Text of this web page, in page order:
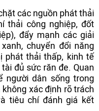
các nguồn phát thải
thải công nghiệp, đốt
đẩy mạnh các giải
chuyển đổi năng
phát thải thấp, kinh tế
đủ sức răn đe. Quan
người dân sống trong
xác định rõ trách
tiêu chí đánh giá kết